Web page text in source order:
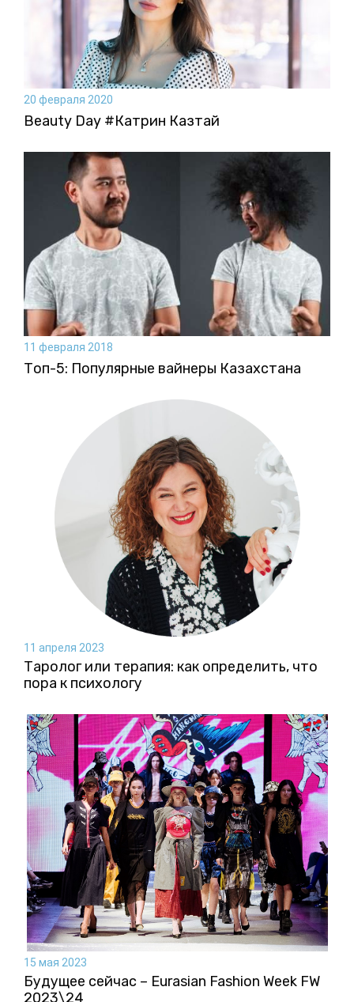
20 февраля 2020
Beauty Day #Катрин Казтай
11 февраля 2018
Топ-5: Популярные вайнеры Казахстана
11 апреля 2023
Таролог или терапия: как определить, что
пора к психологу
15 мая 2023
Будущее сейчас – Eurasian Fashion Week FW
2023\24